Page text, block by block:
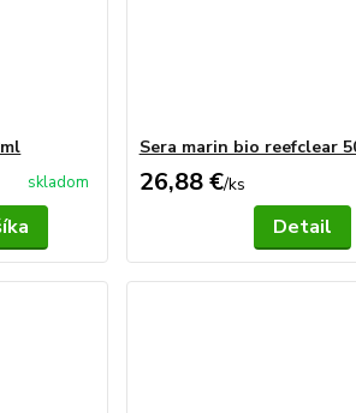
skladom
Sera marin bio reefclear
26,88 €/ks
Detail